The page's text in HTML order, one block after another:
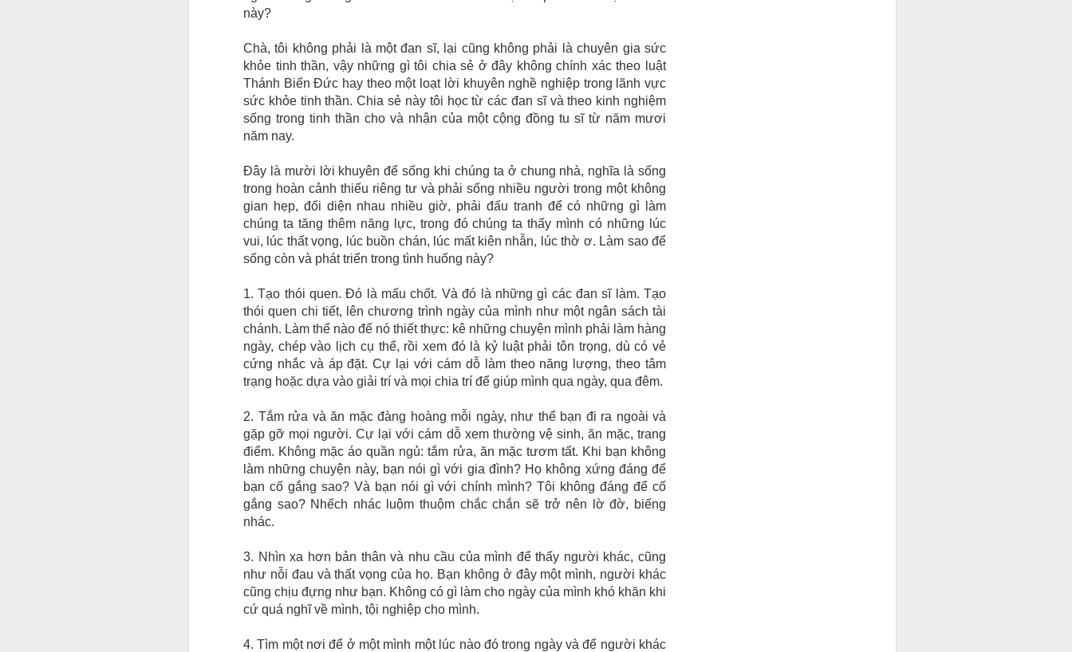
này?
Chà, tôi không phải là một đan sĩ, lại cũng không phải là chuyên gia sức
khỏe tinh thần, vậy những gì tôi chia sẻ ở đây không chính xác theo luật
Thánh Biển Đức hay theo một loạt lời khuyên nghề nghiệp trong lãnh vực
sức khỏe tinh thần. Chia sẻ này tôi học từ các đan sĩ và theo kinh nghiệm
sống trong tinh thần cho và nhận của một cộng đồng tu sĩ từ năm mươi
năm nay.
Đây là mười lời khuyên để sống khi chúng ta ở chung nhà, nghĩa là sống
trong hoàn cảnh thiếu riêng tư và phải sống nhiều người trong một không
gian hẹp, đối diện nhau nhiều giờ, phải đấu tranh để có những gì làm
chúng ta tăng thêm năng lực, trong đó chúng ta thấy mình có những lúc
vui, lúc thất vọng, lúc buồn chán, lúc mất kiên nhẫn, lúc thờ ơ. Làm sao để
sống còn và phát triển trong tình huống này?
1. Tạo thói quen. Đó là mấu chốt. Và đó là những gì các đan sĩ làm. Tạo
thói quen chi tiết, lên chương trình ngày của mình như một ngân sách tài
chánh. Làm thế nào để nó thiết thực: kê những chuyện mình phải làm hàng
ngày, chép vào lịch cụ thể, rồi xem đó là kỷ luật phải tôn trọng, dù có vẻ
cứng nhắc và áp đặt. Cự lại với cám dỗ làm theo năng lượng, theo tâm
trạng hoặc dựa vào giải trí và mọi chia trí để giúp mình qua ngày, qua đêm.
2. Tắm rửa và ăn mặc đàng hoàng mỗi ngày, như thể bạn đi ra ngoài và
gặp gỡ mọi người. Cự lại với cám dỗ xem thường vệ sinh, ăn mặc, trang
điểm. Không mặc áo quần ngủ: tắm rửa, ăn mặc tươm tất. Khi bạn không
làm những chuyện này, bạn nói gì với gia đình? Họ không xứng đáng để
bạn cố gắng sao? Và bạn nói gì với chính mình? Tôi không đáng để cố
gắng sao? Nhếch nhác luộm thuộm chắc chắn sẽ trở nên lờ đờ, biếng
nhác.
3. Nhìn xa hơn bản thân và nhu cầu của mình để thấy người khác, cũng
như nỗi đau và thất vọng của họ. Bạn không ở đây một mình, người khác
cũng chịu đựng như bạn. Không có gì làm cho ngày của mình khó khăn khi
cứ quá nghĩ về mình, tội nghiệp cho mình.
4. Tìm một nơi để ở một mình một lúc nào đó trong ngày và để người khác